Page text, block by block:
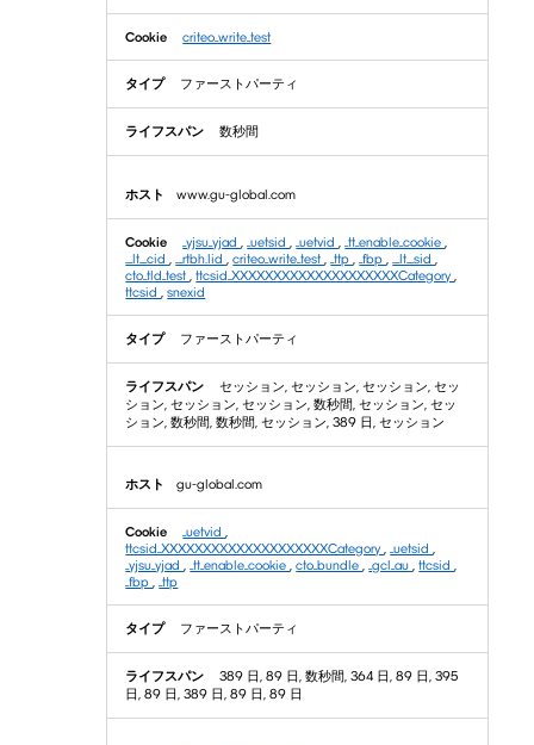
criteo_write_test
ファーストパーティ
数秒間
www.gu-global.com
_yjsu_yjad,_uetsid,_uetvid,_tt_enable_cookie,
__lt__cid,__rtbh.lid,criteo_write_test,_ttp,_fbp,__lt__sid,
cto_tld_test,ttcsid_XXXXXXXXXXXXXXXXXXXXCategory,
ttcsid,snexid
ファーストパーティ
セッション, セッション, セッション, セッ
ション, セッション, セッション, 数秒間, セッション, セッ
ション, 数秒間, 数秒間, セッション, 389 日, セッション
gu-global.com
_uetvid,
ttcsid_XXXXXXXXXXXXXXXXXXXXCategory,_uetsid,
_yjsu_yjad,_tt_enable_cookie,cto_bundle,_gcl_au,ttcsid,
_fbp,_ttp
ファーストパーティ
389 日, 89 日, 数秒間, 364 日, 89 日, 395
日, 89 日, 389 日, 89 日, 89 日